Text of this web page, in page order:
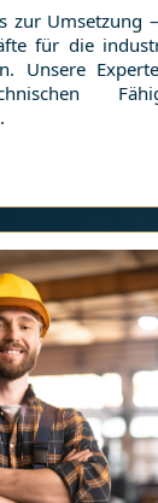
zur Umsetzung
für die
. Unsere